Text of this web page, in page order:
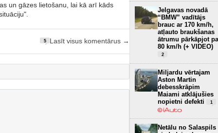
un gāzes lietošanu, lai kā arī kāds
5 Lasīt visus komentārus →
Jelgavas novadā
“BMW” vadītājs
brauc ar 170 km/h,
atļauto braukšanas
ātrumu pārkāpjot
80 km/h (+ VIDEO)
2
Miljardu vērtajam
Aston Martin
debesskrāpim
Maiami atklājušies
nopietni defekti
1
Netālu no Salaspils